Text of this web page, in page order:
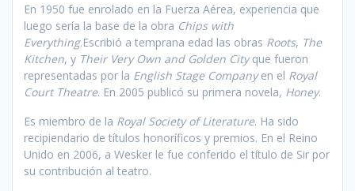
En 1950 fue enrolado en la Fuerza Aérea, experiencia que
luego sería la base de la obra Chips with
Everything.Escribió a temprana edad las obras Roots, The
Kitchen, y Their Very Own and Golden Cityque fueron
representadas por la English Stage Companyen el Royal
Court Theatre. En 2005 publicó su primera novela, Honey.
Es miembro de la Royal Society of Literature. Ha sido
recipiendario de títulos honoríficos y premios. En el Reino
Unido en 2006, a Wesker le fue conferido el título de Sir por
su contribución al teatro.